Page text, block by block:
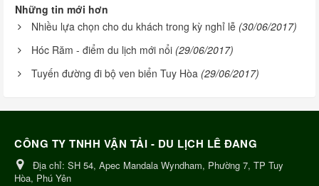
Những tin mới hơn
Nhiều lựa chọn cho du khách trong kỳ nghỉ lễ (30/06/2017)
Hóc Răm - điểm du lịch mới nổi (29/06/2017)
Tuyến đường đi bộ ven biển Tuy Hòa (29/06/2017)
CÔNG TY TNHH VẬN TẢI - DU LỊCH LÊ ĐANG
Địa chỉ: SH 54, Apec Mandala Wyndham, Phường 7, TP Tuy
Hòa, Phú Yên